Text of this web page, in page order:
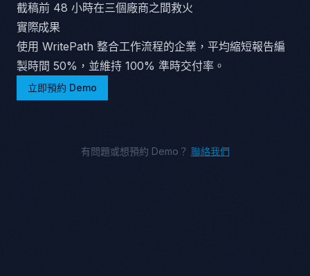
截稿前 48 小時在三個廠商之間救火
實際成果
使用 WritePath 整合工作流程的企業，平均縮短報告編
製時間 50%，並維持 100% 準時交付率。
立即預約 Demo
有問題或想預約 Demo？ 聯絡我們